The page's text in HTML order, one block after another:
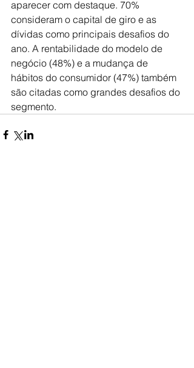
aparecer com destaque. 70%
consideram o capital de giro e as
dívidas como principais desafios do
ano. A rentabilidade do modelo de
negócio (48%) e a mudança de
hábitos do consumidor (47%) também
são citadas como grandes desafios do
segmento.